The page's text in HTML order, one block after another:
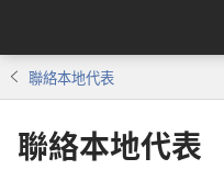
聯絡本地代表
聯絡本地代表